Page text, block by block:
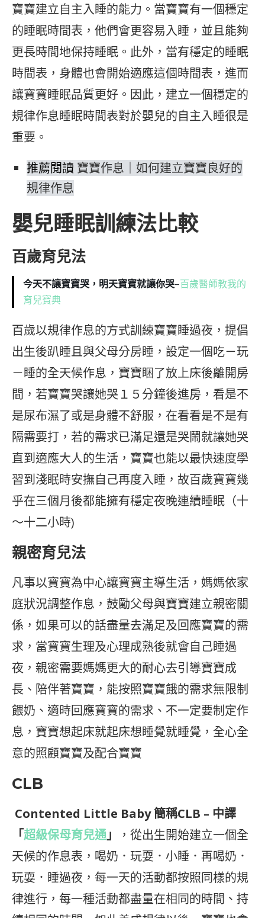
寶寶建立自主入睡的能力。當寶寶有一個穩定
的睡眠時間表，他們會更容易入睡，並且能夠
更長時間地保持睡眠。此外，當有穩定的睡眠
時間表，身體也會開始適應這個時間表，進而
讓寶寶睡眠品質更好。因此，建立一個穩定的
規律作息睡眠時間表對於嬰兒的自主入睡很是
重要。
推薦閱讀 寶寶作息｜如何建立寶寶良好的
規律作息
嬰兒睡眠訓練法比較
百歲育兒法
今天不讓寶寶哭，明天寶寶就讓你哭–百歲醫師教我的
育兒寶典
百歲以規律作息的方式訓練寶寶睡過夜，提倡
出生後趴睡且與父母分房睡，設定一個吃－玩
－睡的全天候作息，寶寶睏了放上床後離開房
間，若寶寶哭讓她哭１５分鐘後進房，看是不
是尿布濕了或是身體不舒服，在看看是不是有
隔需要打，若的需求已滿足還是哭鬧就讓她哭
直到適應大人的生活，寶寶也能以最快速度學
習到淺眠時安撫自己再度入睡，故百歲寶寶幾
乎在三個月後都能擁有穩定夜晚連續睡眠（十
～十二小時)
親密育兒法
凡事以寶寶為中心讓寶寶主導生活，媽媽依家
庭狀況調整作息，鼓勵父母與寶寶建立親密關
係，如果可以的話盡量去滿足及回應寶寶的需
求，當寶寶生理及心理成熟後就會自己睡過
夜，親密需要媽媽更大的耐心去引導寶寶成
長、陪伴著寶寶，能按照寶寶餓的需求無限制
餵奶、適時回應寶寶的需求、不一定要制定作
息，寶寶想起床就起床想睡覺就睡覺，全心全
意的照顧寶寶及配合寶寶
CLB
Contented Little Baby 簡稱CLB – 中譯
「超級保母育兒通」
，從出生開始建立一個全
天候的作息表，喝奶．玩耍．小睡．再喝奶．
玩耍．睡過夜，每一天的活動都按照同樣的規
律進行，每一種活動都盡量在相同的時間、持